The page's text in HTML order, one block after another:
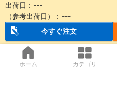
出荷日： ---
（参考出荷日）： ---
今すぐ注文
ホーム カテゴリ